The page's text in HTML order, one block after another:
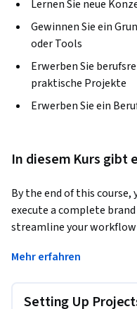
Lernen Sie neue
Gewinnen Sie ein
oder Tools
Erwerben Sie
praktische Projekte
Erwerben Sie ein
In diesem Kurs gibt
By the end of this
execute a complete
streamline your
Design: Develop an
experience—helping you
Mehr erfahren
Setting Up